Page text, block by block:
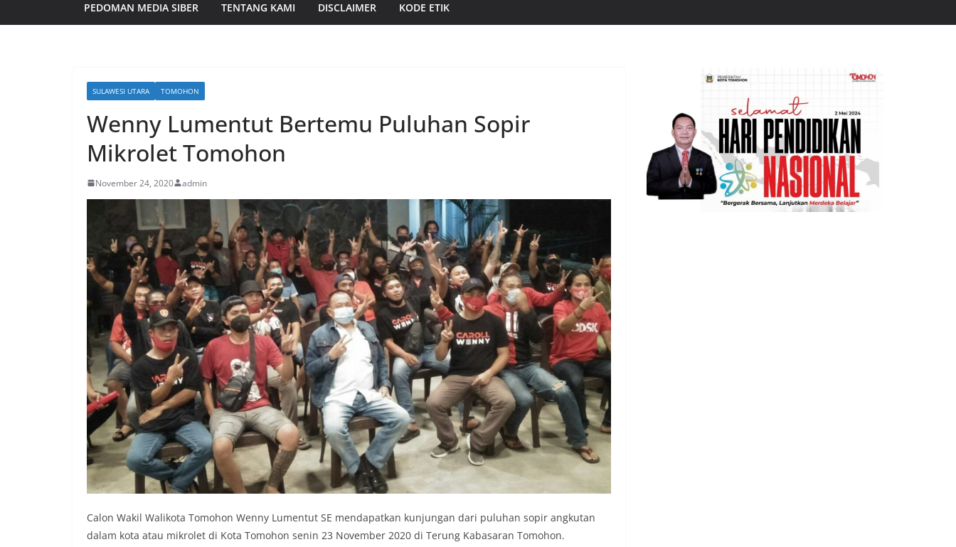
PEDOMAN MEDIA SIBER TENTANG KAMI DISCLAIMER KODE ETIK
SULAWESI UTARA TOMOHON
Wenny Lumentut Bertemu Puluhan Sopir
Mikrolet Tomohon
November 24, 2020 admin
Calon Wakil Walikota Tomohon Wenny Lumentut SE mendapatkan kunjungan dari puluhan sopir angkutan
dalam kota atau mikrolet di Kota Tomohon senin 23 November 2020 di Terung Kabasaran Tomohon.